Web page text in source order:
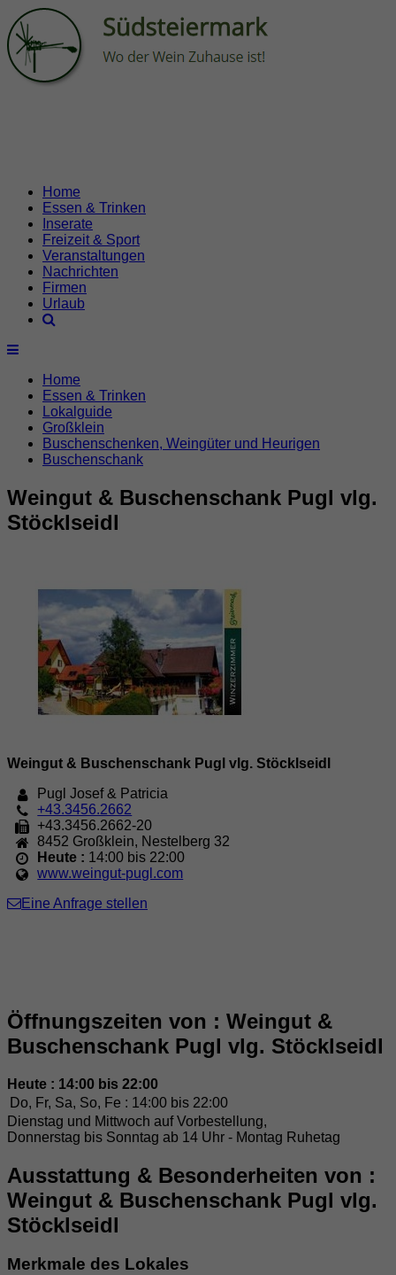
Home
Essen & Trinken
Inserate
Freizeit & Sport
Veranstaltungen
Nachrichten
Firmen
Urlaub
Home
Essen & Trinken
Lokalguide
Großklein
Buschenschenken, Weingüter und Heurigen
Buschenschank
Weingut & Buschenschank Pugl vlg.
Stöcklseidl
Weingut & Buschenschank Pugl vlg. Stöcklseidl
Pugl Josef & Patricia
+43.3456.2662
+43.3456.2662-20
8452 Großklein, Nestelberg 32
Heute : 14:00 bis 22:00
www.weingut-pugl.com
Eine Anfrage stellen
Öffnungszeiten von : Weingut &
Buschenschank Pugl vlg. Stöcklseidl
Heute : 14:00 bis 22:00
Do, Fr, Sa, So, Fe : 14:00 bis 22:00
Dienstag und Mittwoch auf Vorbestellung,
Donnerstag bis Sonntag ab 14 Uhr - Montag Ruhetag
Ausstattung & Besonderheiten von :
Weingut & Buschenschank Pugl vlg.
Stöcklseidl
Merkmale des Lokales